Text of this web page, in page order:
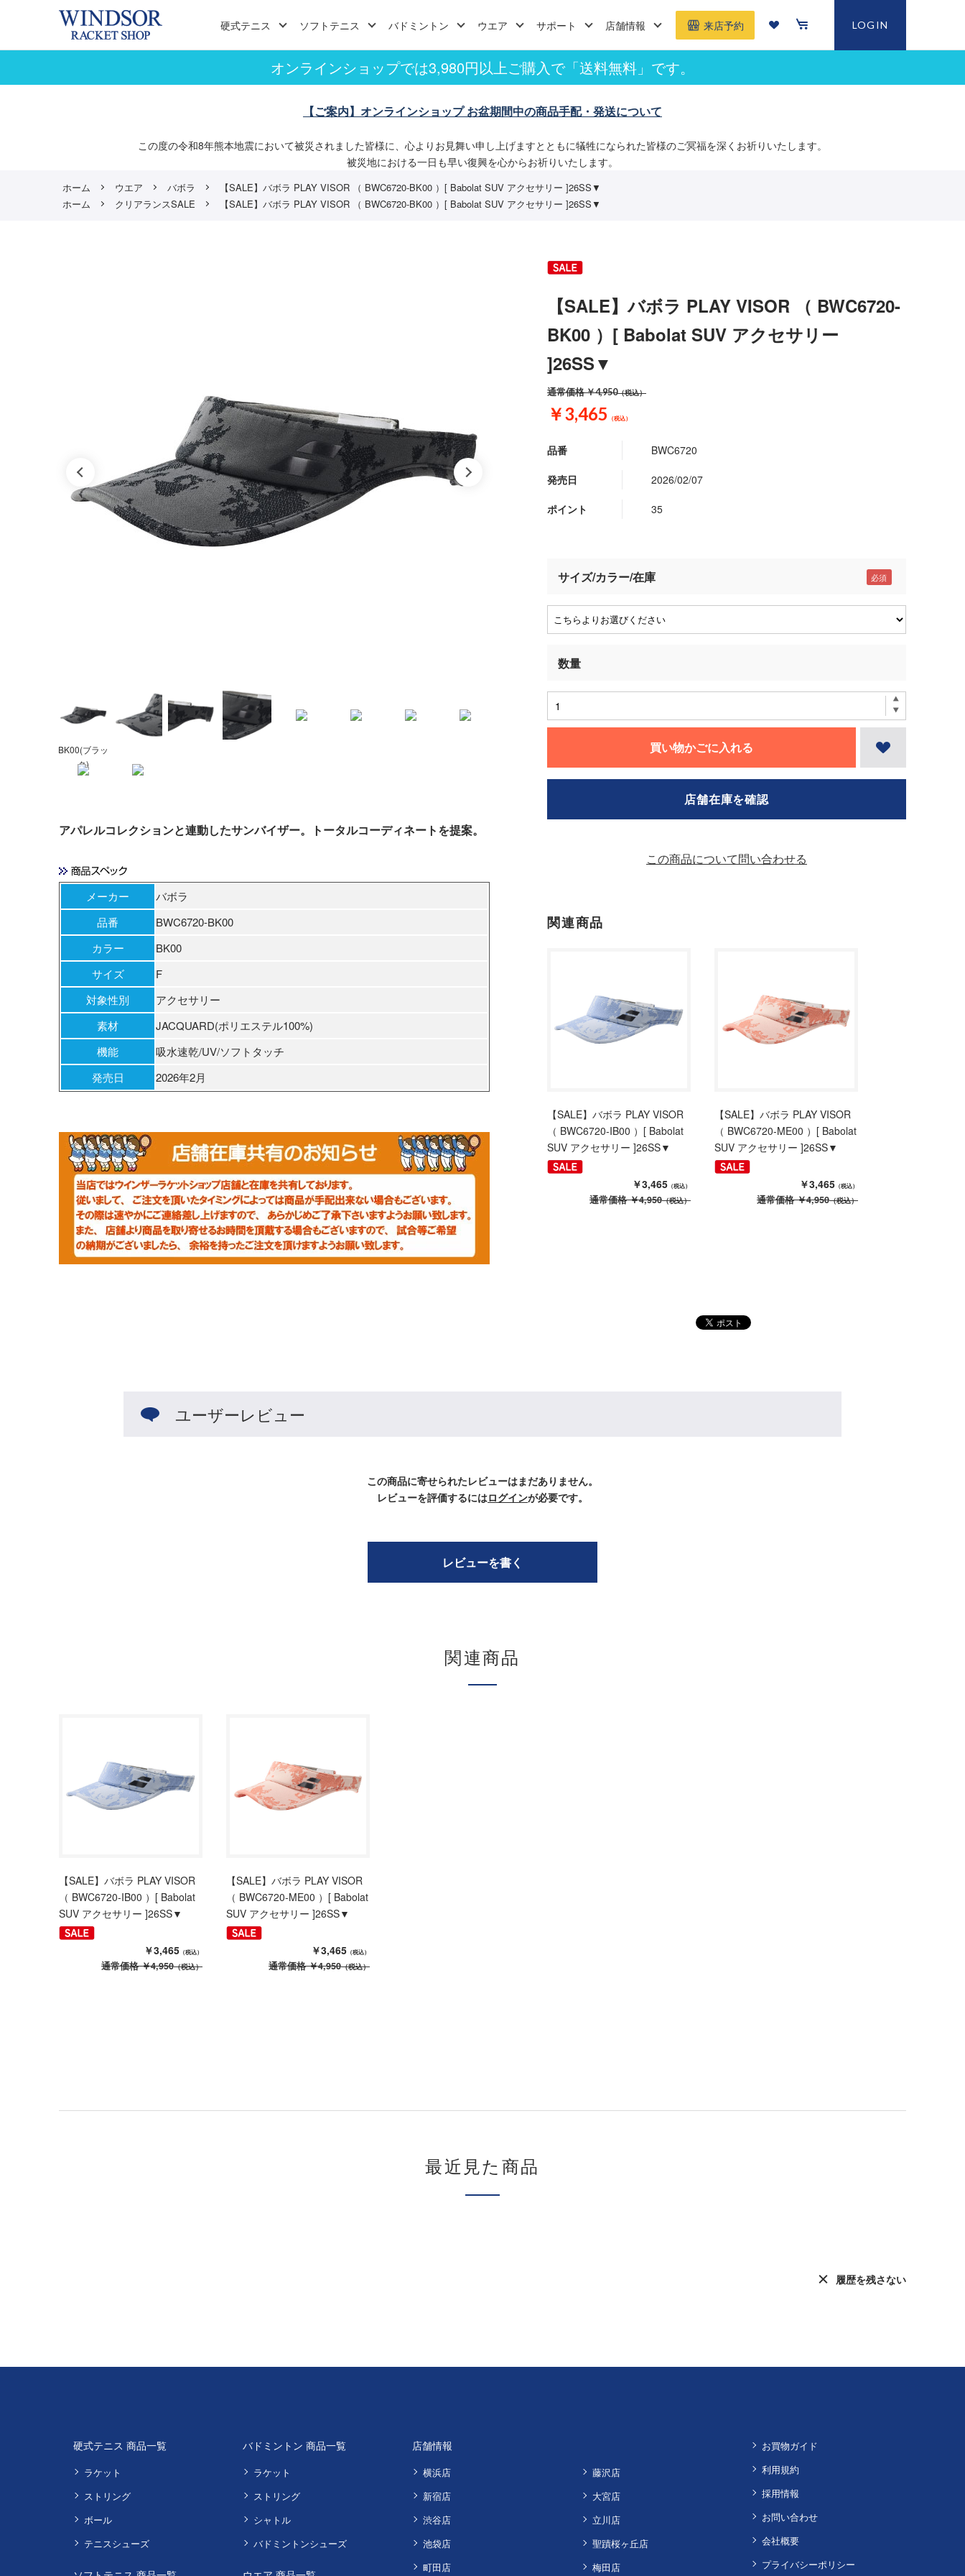
硬式テニス ソフトテニス バドミントン ウエア サポート 店舗情報 来店予約 LOGIN
オンラインショップでは3,980円以上ご購入で「送料無料」です。
【ご案内】オンラインショップ お盆期間中の商品手配・発送について
この度の令和8年熊本地震において被災されました皆様に、心よりお見舞い申し上げますとともに犠牲になられた皆様のご冥福を深くお祈りいたします。
被災地における一日も早い復興を心からお祈りいたします。
ホーム ウエア バボラ
【SALE】バボラ PLAY VISOR （ BWC6720-BK00 ）[ Babolat SUV アクセサリー ]26SS▼
ホーム
クリアランスSALE 【SALE】バボラ PLAY VISOR （ BWC6720-BK00 ）[ Babolat SUV アクセサリー ]26SS▼
BK00(ブラッ
ク)
アパレルコレクションと連動したサンバイザー。トータルコーディネートを提案。
メーカー
バボラ
品番
BWC6720-BK00
カラー
BK00
サイズ
F
対象性別
アクセサリー
素材
JACQUARD(ポリエステル100%)
機能
吸水速乾/UV/ソフトタッチ
発売日
2026年2月
【SALE】バボラ PLAY VISOR （ BWC6720-
BK00 ）[ Babolat SUV アクセサリー
]26SS▼
￥3,465 （税込）
通常価格￥4,950（税込）
品番 BWC6720
発売日 2026/02/07
ポイント 35
サイズ/カラー/在庫
買い物かごに入れる
関連商品
【SALE】バボラ PLAY VISOR
（ BWC6720-IB00 ）[ Babolat
SUV アクセサリー ]26SS▼
￥3,465 （税込）
通常価格￥4,950（税込）
【SALE】バボラ PLAY VISOR
（ BWC6720-ME00 ）[ Babolat
SUV アクセサリー ]26SS▼
￥3,465 （税込）
通常価格￥4,950（税込）
この商品について問い合わせる
店舗在庫を確認
ユーザーレビュー
この商品に寄せられたレビューはまだありません。
レビューを評価するにはログインが必要です。
レビューを書く
関連商品
【SALE】バボラ PLAY VISOR
（ BWC6720-IB00 ）[ Babolat
SUV アクセサリー ]26SS▼
￥3,465 （税込）
通常価格￥4,950（税込）
【SALE】バボラ PLAY VISOR
（ BWC6720-ME00 ）[ Babolat
SUV アクセサリー ]26SS▼
￥3,465 （税込）
通常価格￥4,950（税込）
最近見た商品
履歴を残さない
硬式テニス 商品一覧
ラケット
ストリング
ボール
テニスシューズ
バドミントン 商品一覧
ラケット
ストリング
シャトル
バドミントンシューズ
店舗情報
横浜店
新宿店
渋谷店
池袋店
町田店
藤沢店
大宮店
立川店
聖蹟桜ヶ丘店
梅田店
お買物ガイド
利用規約
採用情報
お問い合わせ
会社概要
プライバシーポリシー